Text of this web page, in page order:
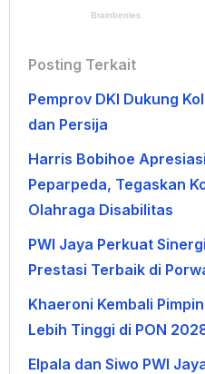
Posting Terkait
Pemprov DKI Dukung
dan Persija
Harris Bobihoe
Peparpeda, Tegaskan
Olahraga Disabilitas
PWI Jaya Perkuat
Prestasi Terbaik di
Khaeroni Kembali
Lebih Tinggi di PON
Elpala dan Siwo PWI